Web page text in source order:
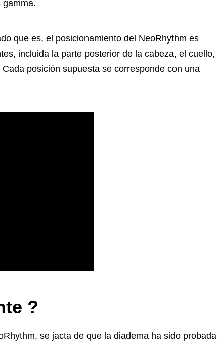
gamma.
que es, el posicionamiento del NeoRhythm es
incluida la parte posterior de la cabeza, el cuello,
posición supuesta se corresponde con una
?
se jacta de que la diadema ha sido probada